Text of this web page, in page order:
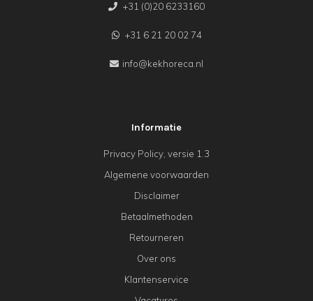
+31 (0)20 6233160
+31 6 21 20 02 74
info@kekhoreca.nl
Informatie
Privacy Policy, versie 1.3
Algemene voorwaarden
Disclaimer
Betaalmethoden
Retourneren
Over ons
Klantenservice